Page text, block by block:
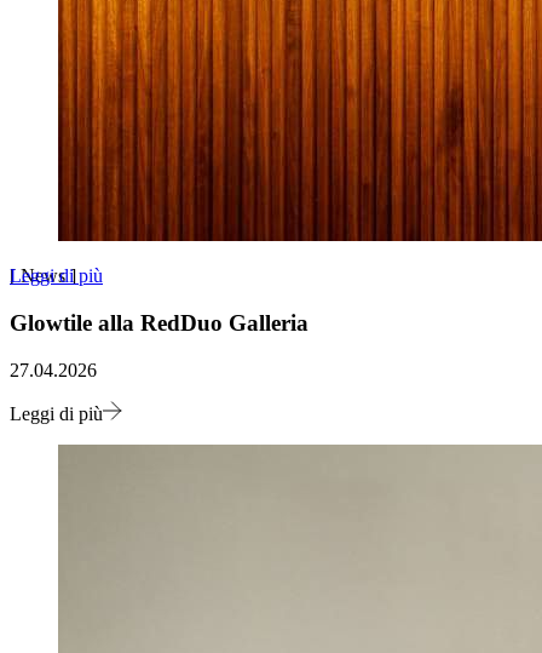
Leggi di più
[News]
Glowtile alla RedDuo Galleria
27.04.2026
Leggi di più